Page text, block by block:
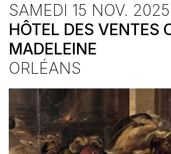
SAMEDI 15 NOV. 2025
HÔTEL DES VENTES
MADELEINE
ORLÉANS